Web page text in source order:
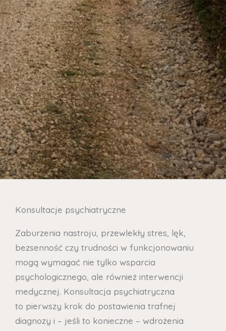
Konsultacje psychiatryczne
Zaburzenia nastroju, przewlekły stres, lęk,
bezsenność czy trudności w funkcjonowaniu
mogą wymagać nie tylko wsparcia
psychologicznego, ale również interwencji
medycznej. Konsultacja psychiatryczna
to pierwszy krok do postawienia trafnej
diagnozy i – jeśli to konieczne – wdrożenia